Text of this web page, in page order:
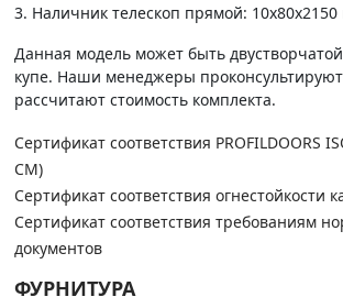
3. Наличник телескоп прямой:
Данная модель может быть
купе. Наши менеджеры
рассчитают стоимость комплекта.
Сертификат соответствия PROFILDOORS
СМ)
Сертификат соответствия огнестойкости
Сертификат соответствия требованиям
документов
ФУРНИТУРА